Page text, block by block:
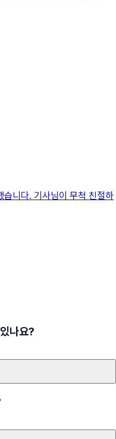
니다. 기사님이 무척 친절하
나요?